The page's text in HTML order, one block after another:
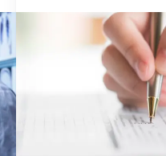
essencial em
social mantidos por
especialmente em
de Assistência
ligados ao SUAS
Assistência Social).